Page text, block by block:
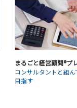
まるごと経営顧問®プ
コンサルタントと組
目指す